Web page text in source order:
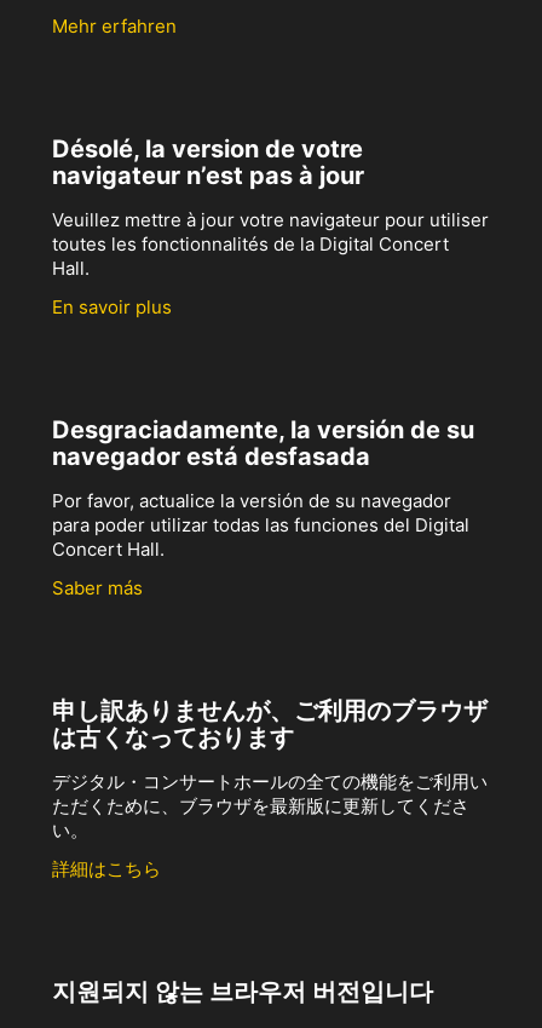
Mehr erfahren
Désolé, la version de votre
navigateur n’est pas à jour
Veuillez mettre à jour votre navigateur pour utiliser
toutes les fonctionnalités de la Digital Concert
Hall.
En savoir plus
Desgraciadamente, la versión de su
navegador está desfasada
Por favor, actualice la versión de su navegador
para poder utilizar todas las funciones del Digital
Concert Hall.
Saber más
申し訳ありませんが、ご利用のブラウザ
は古くなっております
デジタル・コンサートホールの全ての機能をご利用い
ただくために、ブラウザを最新版に更新してくださ
い。
詳細はこちら
지원되지 않는 브라우저 버전입니다